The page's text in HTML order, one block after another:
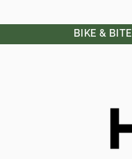
BIKE &